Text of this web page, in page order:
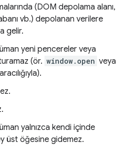
(DOM depolama alanı,
vb.) depolanan verilere
gelir.
yeni pencereler veya
(ör. window.open veya
aracılığıyla).
yalnızca kendi içinde
üst öğesine gidemez.